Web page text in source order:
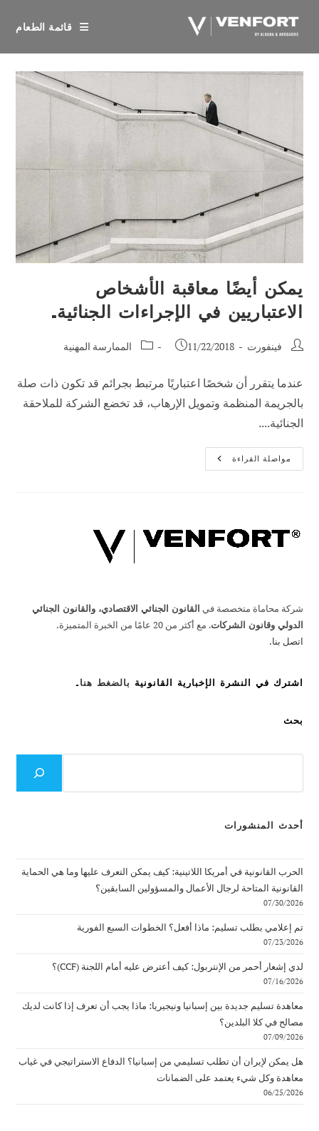
قائمة الطعام
يمكن أيضًا معاقبة الأشخاص
الاعتباريين في الإجراءات الجنائية.
مؤلففينفورت
تم
المنشور:
11/22/2018
فئة
الممارسة المهنية
عندما يتقرر أن شخصًا اعتباريًا مرتبط بجرائم قد تكون ذات صلة
بالجريمة المنظمة وتمويل الإرهاب، قد تخضع الشركة للملاحقة
الجنائية....
مواصلة القراءةيمكن
أيضًا
الجنائية.
شركة محاماة متخصصة في القانون الجنائي الاقتصادي، والقانون الجنائي
الدولي وقانون الشركات. مع أكثر من 20 عامًا من الخبرة المتميزة.
اتصل بنا.
اشترك في النشرة الإخبارية القانونية بالضغط هنا.
بحث
أحدث المنشورات
الحرب القانونية في أمريكا اللاتينية: كيف يمكن التعرف عليها وما هي الحماية
القانونية المتاحة لرجال الأعمال والمسؤولين السابقين؟
07/30/2026
تم إعلامي بطلب تسليم: ماذا أفعل؟ الخطوات السبع الفورية
07/23/2026
لدي إشعار أحمر من الإنتربول: كيف أعترض عليه أمام اللجنة (CCF)؟
07/16/2026
معاهدة تسليم جديدة بين إسبانيا ونيجيريا: ماذا يجب أن تعرف إذا كانت لديك
مصالح في كلا البلدين؟
07/09/2026
هل يمكن لإيران أن تطلب تسليمي من إسبانيا؟ الدفاع الاستراتيجي في غياب
معاهدة وكل شيء يعتمد على الضمانات
06/25/2026